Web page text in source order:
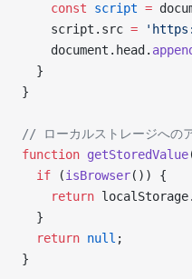
    const
script =
    script.src
=
    document.head.
  }
}
// ローカルストレージへの
function getStoredValue
  if
(isBrowser()) {
    return
localStorage.
  }
  return
null ;
}